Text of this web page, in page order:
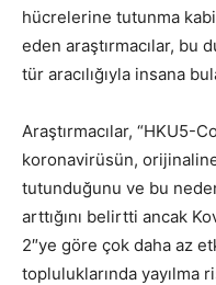
hücrelerine tutunma
eden araştırmacılar, bu
tür aracılığıyla insana
Araştırmacılar, “HKU5-
koronavirüsün,
tutunduğunu ve bu
arttığını belirtti ancak
2″ye göre çok daha az
topluluklarında yayılma